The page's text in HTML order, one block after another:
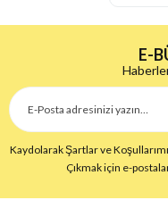
E-
Kaydolarak Şartlar ve
Çıkmak için e-